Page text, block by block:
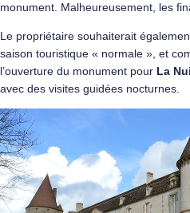
monument. Malheureusement, les
Le propriétaire souhaiterait
saison touristique « normale », et
l’ouverture du monument pour La
avec des visites guidées nocturnes.